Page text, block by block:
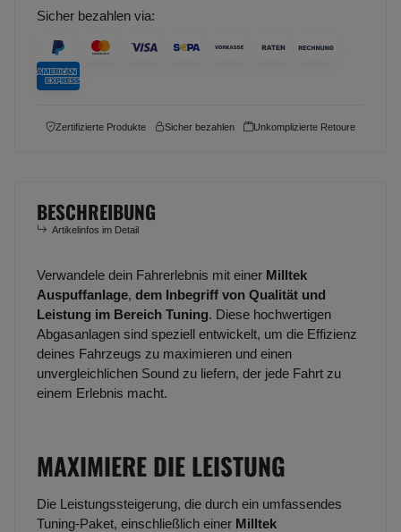
Sicher bezahlen via:
Zertifizierte Produkte Sicher bezahlen Unkomplizierte Retoure
BESCHREIBUNG
Artikelinfos im Detail
Verwandele dein Fahrerlebnis mit einer Milltek
Auspuffanlage, dem Inbegriff von Qualität und
Leistung im Bereich Tuning. Diese hochwertigen
Abgasanlagen sind speziell entwickelt, um die Effizienz
deines Fahrzeugs zu maximieren und einen
unvergleichlichen Sound zu liefern, der jede Fahrt zu
einem Erlebnis macht.
MAXIMIERE DIE LEISTUNG
Die Leistungssteigerung, die durch ein umfassendes
Tuning-Paket, einschließlich einer Milltek